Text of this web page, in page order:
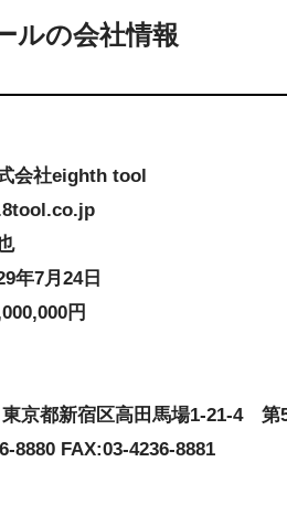
ルの会社情報
会社eighth tool
年7月24日
円
東京都新宿区高田馬場1-21-4 第
8880 FAX:03-4236-8881